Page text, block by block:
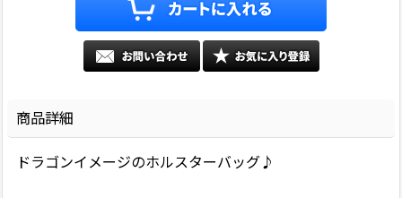
商品詳細
ドラゴンイメージのホルスターバッグ♪